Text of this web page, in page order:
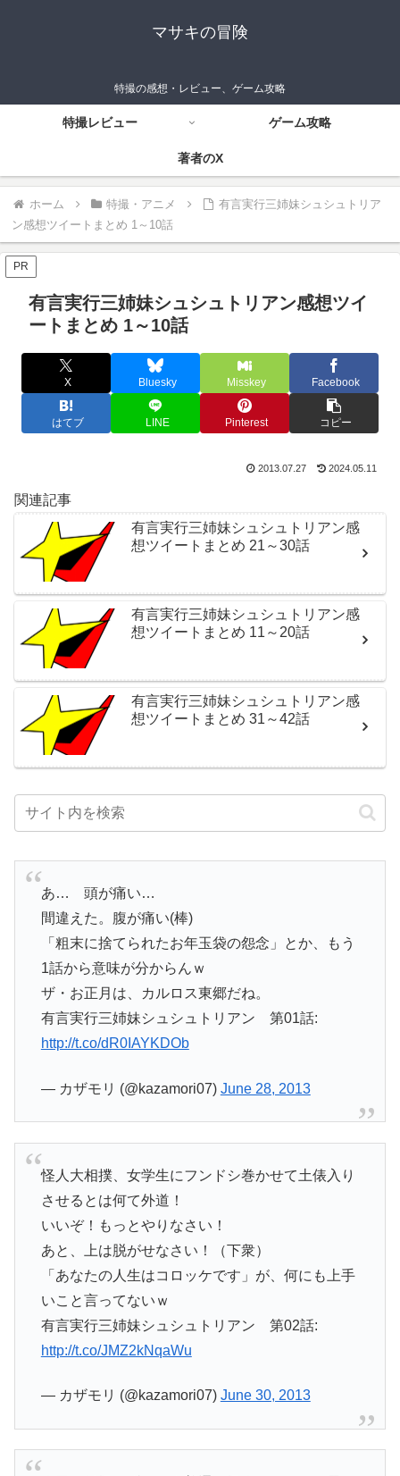
マサキの冒険
特撮の感想・レビュー、ゲーム攻略
特撮レビュー ゲーム攻略
著者のX
ホーム 特撮・アニメ
有言実行三姉妹シュシュトリア
ン感想ツイートまとめ 1～10話
PR
有言実行三姉妹シュシュトリアン感想ツイ
ートまとめ 1～10話
X Bluesky Misskey Facebook
はてブ LINE Pinterest コピー
2013.07.27 2024.05.11
関連記事
有言実行三姉妹シュシュトリアン感
想ツイートまとめ 21～30話
有言実行三姉妹シュシュトリアン感
想ツイートまとめ 11～20話
有言実行三姉妹シュシュトリアン感
想ツイートまとめ 31～42話
あ… 頭が痛い…
間違えた。腹が痛い(棒)
「粗末に捨てられたお年玉袋の怨念」とか、もう
1話から意味が分からんｗ
ザ・お正月は、カルロス東郷だね。
有言実行三姉妹シュシュトリアン 第01話:
http://t.co/dR0IAYKDOb
— カザモリ (@kazamori07) June 28, 2013
怪人大相撲、女学生にフンドシ巻かせて土俵入り
させるとは何て外道！
いいぞ！もっとやりなさい！
あと、上は脱がせなさい！（下衆）
「あなたの人生はコロッケです」が、何にも上手
いこと言ってないｗ
有言実行三姉妹シュシュトリアン 第02話:
http://t.co/JMZ2kNqaWu
— カザモリ (@kazamori07) June 30, 2013